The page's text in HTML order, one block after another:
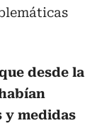
desde la
y medidas